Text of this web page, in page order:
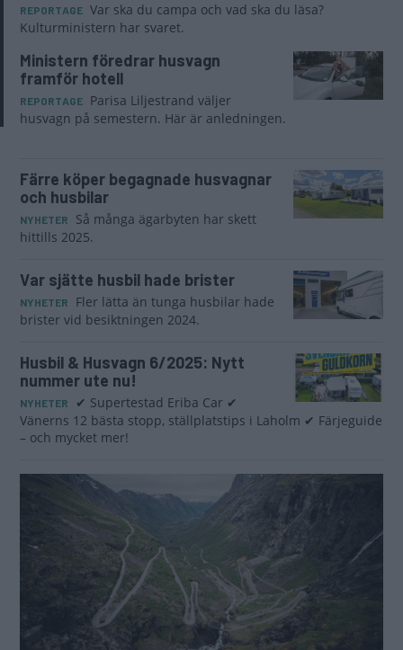
REPORTAGE Var ska du campa och vad ska du läsa?
Kulturministern har svaret.
Ministern föredrar husvagn
framför hotell
REPORTAGE
Parisa Liljestrand väljer
husvagn på semestern. Här är anledningen.
Färre köper begagnade husvagnar
och husbilar
NYHETER
Så många ägarbyten har skett
hittills 2025.
Var sjätte husbil hade brister
NYHETER
Fler lätta än tunga husbilar hade
brister vid besiktningen 2024.
Husbil & Husvagn 6/2025: Nytt
nummer ute nu!
NYHETER
✔ Supertestad Eriba Car ✔
Vänerns 12 bästa stopp, ställplatstips i Laholm ✔ Färjeguide
– och mycket mer!